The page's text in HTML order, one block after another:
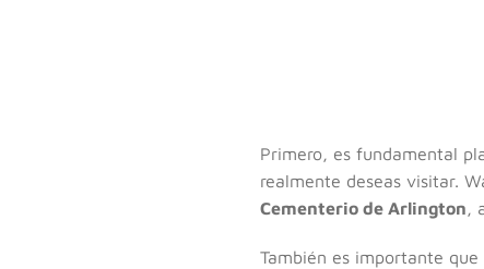
Primero, es fundamental
realmente deseas visitar.
Cementerio de Arlington,
También es importante